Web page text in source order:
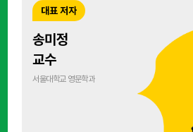
대표 저자
송미정
교수
서울대학교 영문학과